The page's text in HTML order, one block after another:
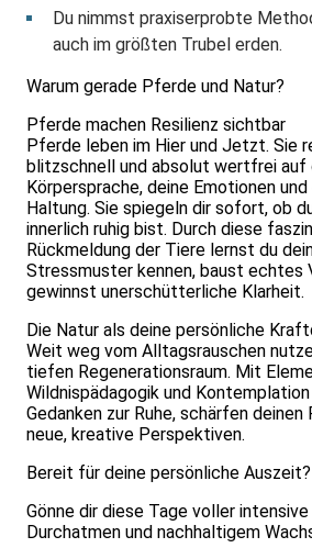
Du nimmst praxiserprobte
auch im größten Trubel erden.
Warum gerade Pferde und Natur?
Pferde machen Resilienz sichtbar
Pferde leben im Hier und Jetzt. Sie
blitzschnell und absolut wertfrei auf
Körpersprache, deine Emotionen
Haltung. Sie spiegeln dir sofort, ob
innerlich ruhig bist. Durch diese
Rückmeldung der Tiere lernst du
Stressmuster kennen, baust echtes
gewinnst unerschütterliche Klarheit.
Die Natur als deine persönliche
Weit weg vom Alltagsrauschen
tiefen Regenerationsraum. Mit
Wildnispädagogik und
Gedanken zur Ruhe, schärfen
neue, kreative Perspektiven.
Bereit für deine persönliche Auszeit?
Gönne dir diese Tage voller
Durchatmen und nachhaltigem